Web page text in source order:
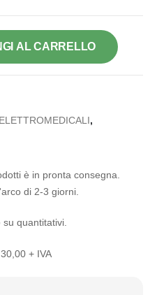
AL CARRELLO
,
è in pronta consegna.
di 2-3 giorni.
quantitativi.
+ IVA